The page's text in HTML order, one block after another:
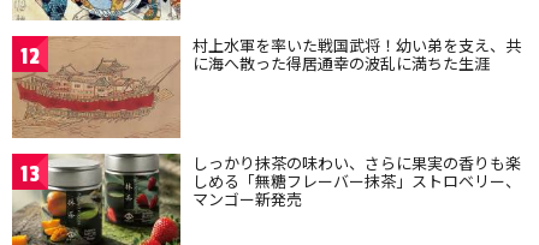
12 村上水軍を率いた戦国武将！幼い弟を支え、共
に海へ散った得居通幸の波乱に満ちた生涯
13 しっかり抹茶の味わい、さらに果実の香りも楽
しめる「無糖フレーバー抹茶」ストロベリー、
マンゴー新発売